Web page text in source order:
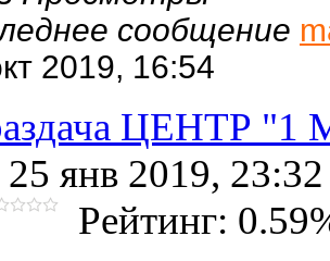
сообщение
2019, 16:54
ЦЕНТР "1
25 янв 2019, 23:32
Рейтинг: